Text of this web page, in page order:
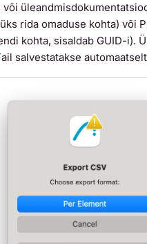
rida omaduse kohta) või
kohta, sisaldab GUID-i).
salvestatakse